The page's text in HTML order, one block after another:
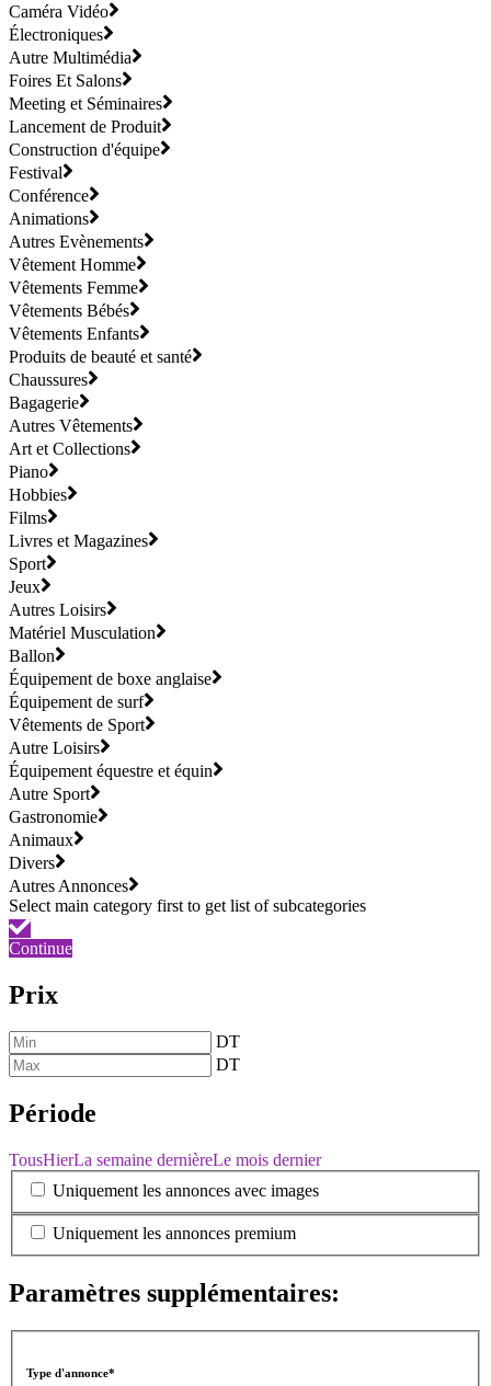
Caméra Vidéo
Électroniques
Autre Multimédia
Foires Et Salons
Meeting et Séminaires
Lancement de Produit
Construction d'équipe
Festival
Conférence
Animations
Autres Evènements
Vêtement Homme
Vêtements Femme
Vêtements Bébés
Vêtements Enfants
Produits de beauté et santé
Chaussures
Bagagerie
Autres Vêtements
Art et Collections
Piano
Hobbies
Films
Livres et Magazines
Sport
Jeux
Autres Loisirs
Matériel Musculation
Ballon
Équipement de boxe anglaise
Équipement de surf
Vêtements de Sport
Autre Loisirs
Équipement équestre et équin
Autre Sport
Gastronomie
Animaux
Divers
Autres Annonces
Continue
Prix
DT
DT
Période
TousHierLa semaine dernièreLe mois dernier
Uniquement les annonces avec images
Uniquement les annonces premium
Paramètres supplémentaires:
Type d'annonce*